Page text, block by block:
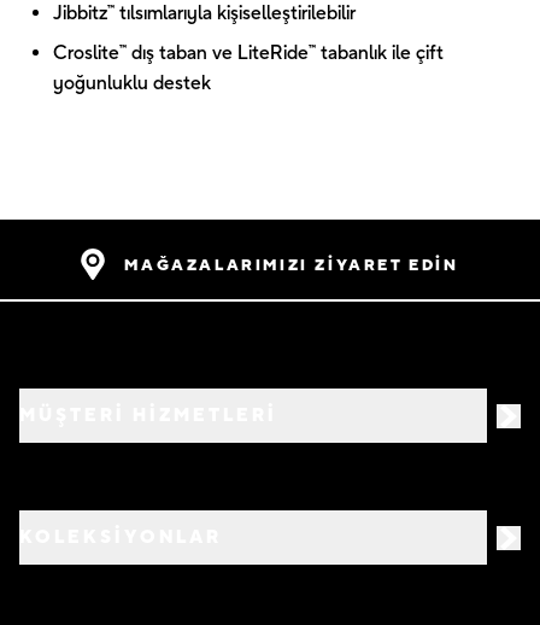
Jibbitz™ tılsımlarıyla kişiselleştirilebilir
Croslite™ dış taban ve LiteRide™ tabanlık ile çift
yoğunluklu destek
MAĞAZALARIMIZI ZİYARET EDİN